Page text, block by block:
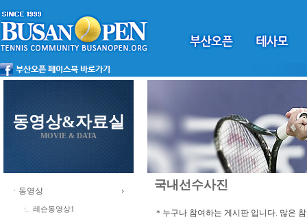
동영상&자료실
MOVIE & DATA
ㆍ동영상
레슨동영상1
국내선수사진
＊누구나 참여하는 게시판 입니다. 많은